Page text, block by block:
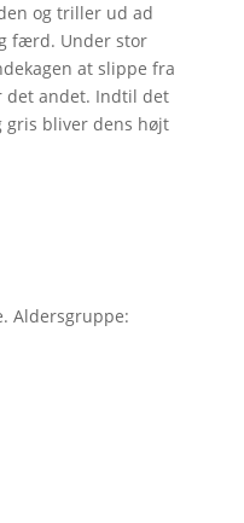
og triller ud ad
færd. Under stor
at slippe fra
andet. Indtil det
gris bliver dens højt
Aldersgruppe: